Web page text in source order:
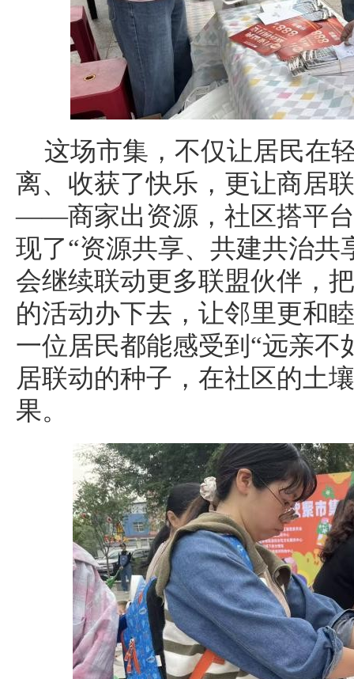
这场市集，不仅让居民在
离、收获了快乐，更让商居
——商家出资源，社区搭平
现了“资源共享、共建共治共
会继续联动更多联盟伙伴，
的活动办下去，让邻里更和
一位居民都能感受到“远亲不
居联动的种子，在社区的土
果。